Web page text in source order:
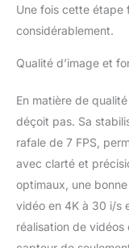
Une fois cette étape
considérablement.
Qualité d’image et
En matière de
déçoit pas. Sa
rafale de 7 FPS,
avec clarté et
optimaux, une
vidéo en 4K à 30 i/s
réalisation de vidéos